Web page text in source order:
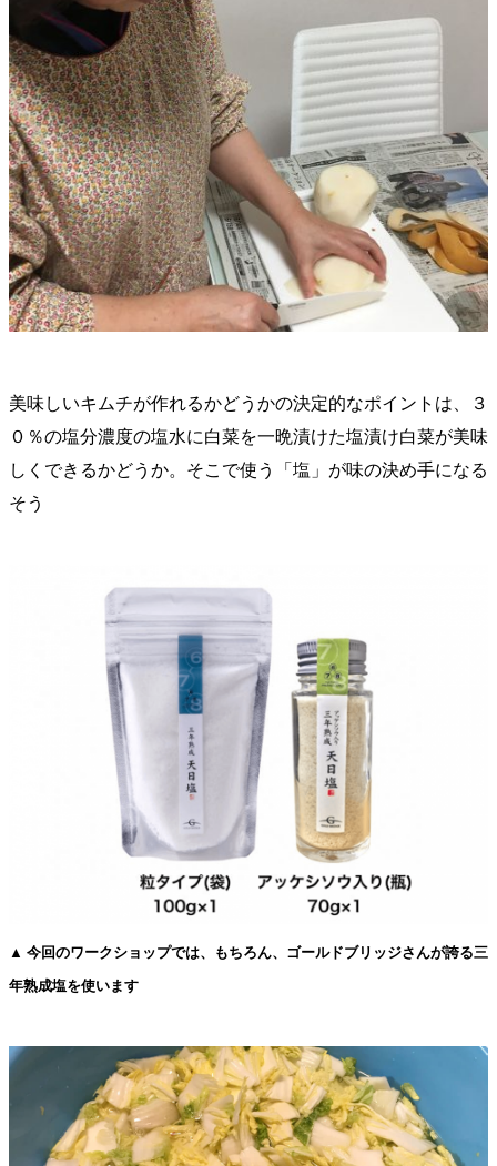
美味しいキムチが作れるかどうかの決定的なポイントは、３
０％の塩分濃度の塩水に白菜を一晩漬けた塩漬け白菜が美味
しくできるかどうか。そこで使う「塩」が味の決め手になる
そう
▲ 今回のワークショップでは、もちろん、ゴールドブリッジさんが誇る三
年熟成塩を使います